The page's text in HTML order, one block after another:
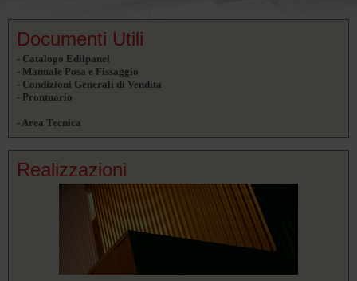
Documenti Utili
- Catalogo Edilpanel
- Manuale Posa e Fissaggio
- Condizioni Generali di Vendita
- Prontuario
- Area Tecnica
Realizzazioni